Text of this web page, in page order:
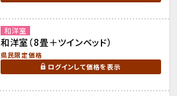
和洋室
和洋室（8畳＋ツインベッド）
県民限定価格
ログインして価格を表示